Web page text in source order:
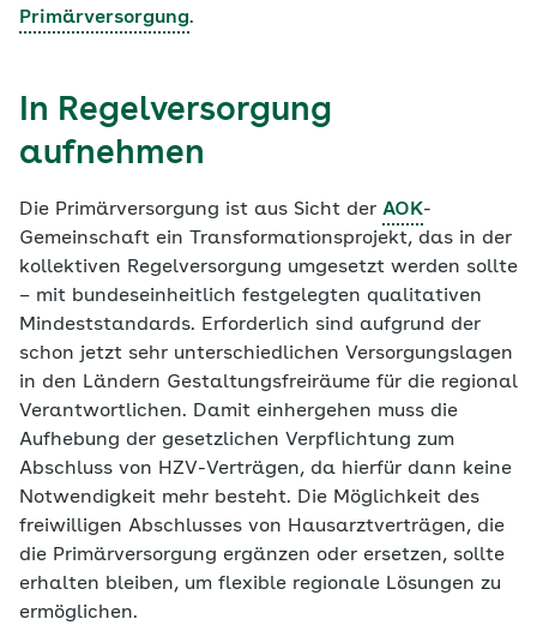
Primärversorgung.
In Regelversorgung
aufnehmen
Die Primärversorgung ist aus Sicht der AOK-
Gemeinschaft ein Transformationsprojekt, das in der
kollektiven Regelversorgung umgesetzt werden sollte
– mit bundeseinheitlich festgelegten qualitativen
Mindeststandards. Erforderlich sind aufgrund der
schon jetzt sehr unterschiedlichen Versorgungslagen
in den Ländern Gestaltungsfreiräume für die regional
Verantwortlichen. Damit einhergehen muss die
Aufhebung der gesetzlichen Verpflichtung zum
Abschluss von HZV-Verträgen, da hierfür dann keine
Notwendigkeit mehr besteht. Die Möglichkeit des
freiwilligen Abschlusses von Hausarztverträgen, die
die Primärversorgung ergänzen oder ersetzen, sollte
erhalten bleiben, um flexible regionale Lösungen zu
ermöglichen.